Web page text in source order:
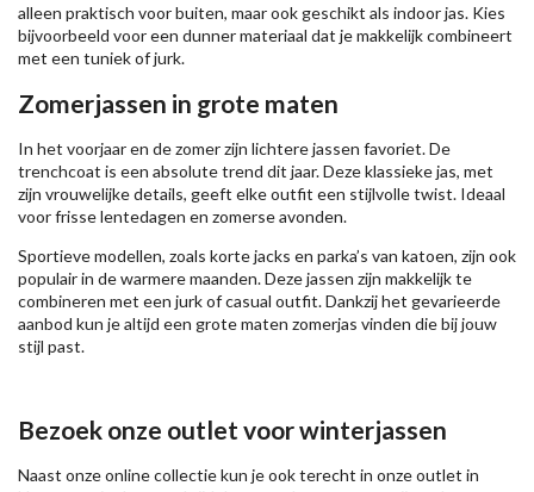
alleen praktisch voor buiten, maar ook geschikt als indoor jas. Kies
bijvoorbeeld voor een dunner materiaal dat je makkelijk combineert
met een tuniek of jurk.
Zomerjassen in grote maten
In het voorjaar en de zomer zijn lichtere jassen favoriet. De
trenchcoat is een absolute trend dit jaar. Deze klassieke jas, met
zijn vrouwelijke details, geeft elke outfit een stijlvolle twist. Ideaal
voor frisse lentedagen en zomerse avonden.
Sportieve modellen, zoals korte jacks en parka’s van katoen, zijn ook
populair in de warmere maanden. Deze jassen zijn makkelijk te
combineren met een jurk of casual outfit. Dankzij het gevarieerde
aanbod kun je altijd een grote maten zomerjas vinden die bij jouw
stijl past.
Bezoek onze outlet voor winterjassen
Naast onze online collectie kun je ook terecht in onze outlet in